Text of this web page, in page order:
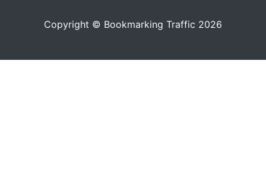
Copyright © Bookmarking Traffic 2026